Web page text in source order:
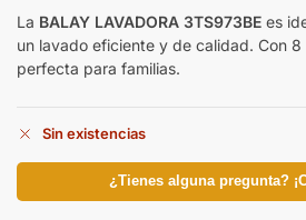
La BALAY LAVADORA 3TS973BE es
un lavado eficiente y de calidad. Con
perfecta para familias.
Sin existencias
¿Tienes alguna pregunta?